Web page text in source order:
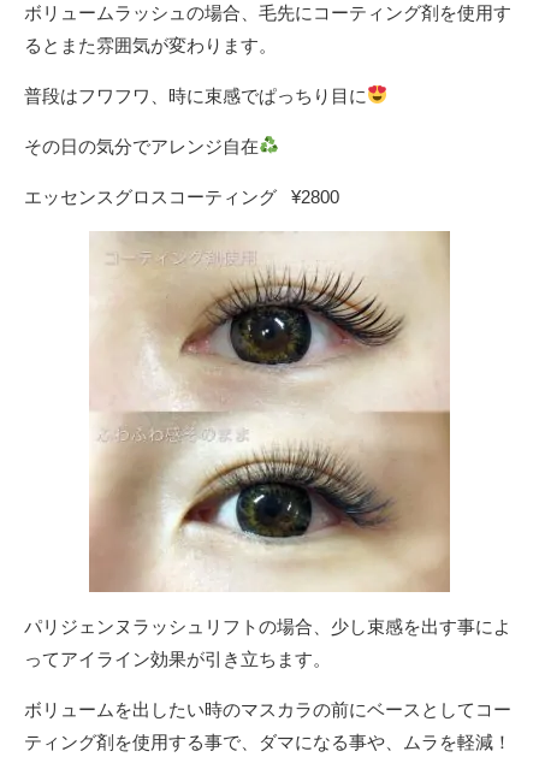
ボリュームラッシュの場合、毛先にコーティング剤を使用す
るとまた雰囲気が変わります。
普段はフワフワ、時に束感でぱっちり目に
その日の気分でアレンジ自在
エッセンスグロスコーティング ¥2800
パリジェンヌラッシュリフトの場合、少し束感を出す事によ
ってアイライン効果が引き立ちます。
ボリュームを出したい時のマスカラの前にベースとしてコー
ティング剤を使用する事で、ダマになる事や、ムラを軽減！